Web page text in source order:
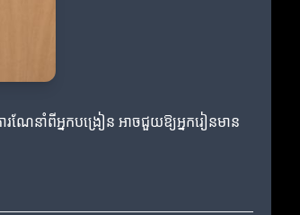
រណែនាំពីអ្នកបង្រៀន អាចជួយឱ្យអ្នករៀនមាន